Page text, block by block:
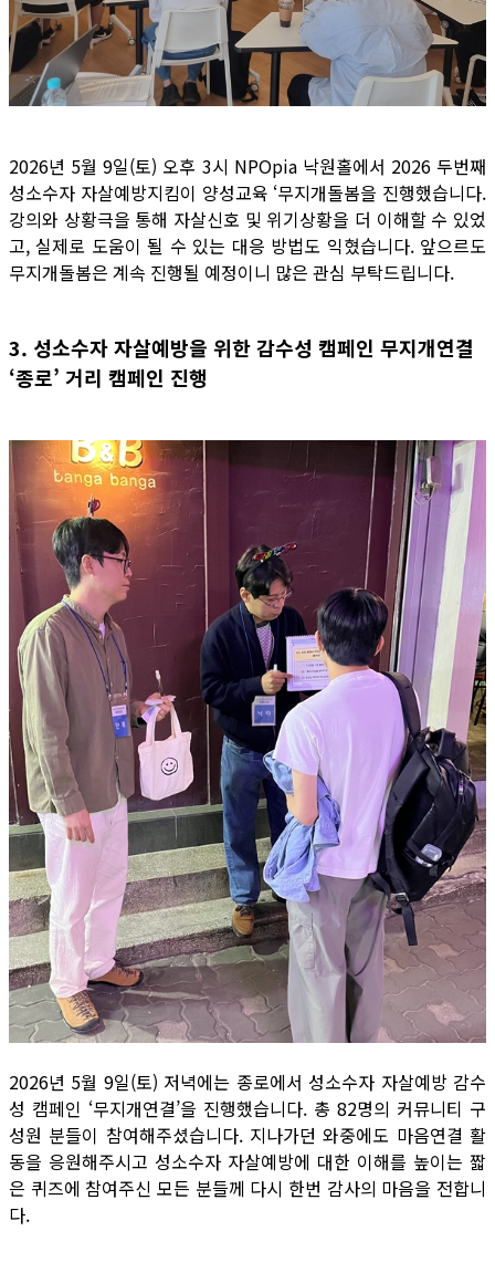
2026년 5월 9일(토) 오후 3시 NPOpia 낙원홀에서 2026 두번째
성소수자 자살예방지킴이 양성교육 ‘무지개돌봄을 진행했습니다.
강의와 상황극을 통해 자살신호 및 위기상황을 더 이해할 수 있었
고, 실제로 도움이 될 수 있는 대응 방법도 익혔습니다. 앞으르도
무지개돌봄은 계속 진행될 예정이니 많은 관심 부탁드립니다.
3. 성소수자 자살예방을 위한 감수성 캠페인 무지개연결
‘종로’ 거리 캠페인 진행
2026년 5월 9일(토) 저녁에는 종로에서 성소수자 자살예방 감수
성 캠페인 ‘무지개연결’을 진행했습니다. 총 82명의 커뮤니티 구
성원 분들이 참여해주셨습니다. 지나가던 와중에도 마음연결 활
동을 응원해주시고 성소수자 자살예방에 대한 이해를 높이는 짧
은 퀴즈에 참여주신 모든 분들께 다시 한번 감사의 마음을 전합니
다.